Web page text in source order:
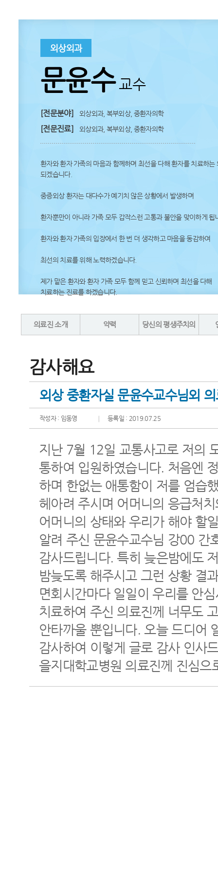
외상외과
문윤수교수
[전문분야] 외상외과, 복부외상, 중환자의학
[전문진료] 외상외과, 복부외상, 중환자의학
환자와 환자 가족의 마음과 함께하며 최선을 다해 환자를 치료하는
되겠습니다.
중증외상 환자는 대다수가 예기치 않은 상황에서 발생하며
환자뿐만이 아니라 가족 모두 갑작스런 고통과 불안을 맞이하게 됩
환자와 환자 가족의 입장에서 한 번 더 생각하고 마음을 동감하여
최선의 치료를 위해 노력하겠습니다.
제가 맡은 환자와 환자 가족 모두 함께 믿고 신뢰하며 최선을 다해
치료하는 진료를 하겠습니다.
의료진 소개 약력 당신의 평생주치의
감사해요
외상 중환자실 문윤수교수님외
작성자 : 임동영 등록일 : 2019.07.25
지난 7월 12일 교통사고로 저의
통하여 입원하였습니다. 처음엔
하며 한없는 애통함이 저를 엄습
헤아려 주시며 어머니의 응급처
어머니의 상태와 우리가 해야 할
알려 주신 문윤수교수님 강00 간
감사드립니다. 특히 늦은밤에도
밤늦도록 해주시고 그런 상황 결
면회시간마다 일일이 우리를 안
치료하여 주신 의료진께 너무도
안타까울 뿐입니다. 오늘 드디어
감사하여 이렇게 글로 감사 인사
을지대학교병원 의료진께 진심으